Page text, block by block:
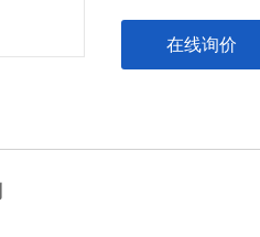
在线询价